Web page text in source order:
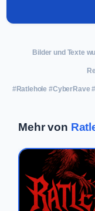
Bilder und Texte
#Ratlehole #CyberRave
Mehr von